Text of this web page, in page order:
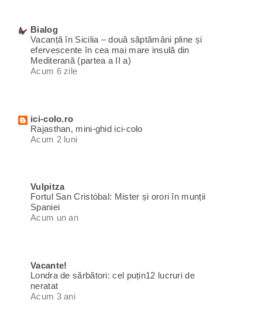
Bialog
Vacanță în Sicilia – două săptămâni pline și
efervescente în cea mai mare insulă din
Mediterană (partea a II a)
Acum 6 zile
ici-colo.ro
Rajasthan, mini-ghid ici-colo
Acum 2 luni
Vulpitza
Fortul San Cristóbal: Mister și orori în munții
Spaniei
Acum un an
Vacante!
Londra de sărbători: cel puțin12 lucruri de
neratat
Acum 3 ani